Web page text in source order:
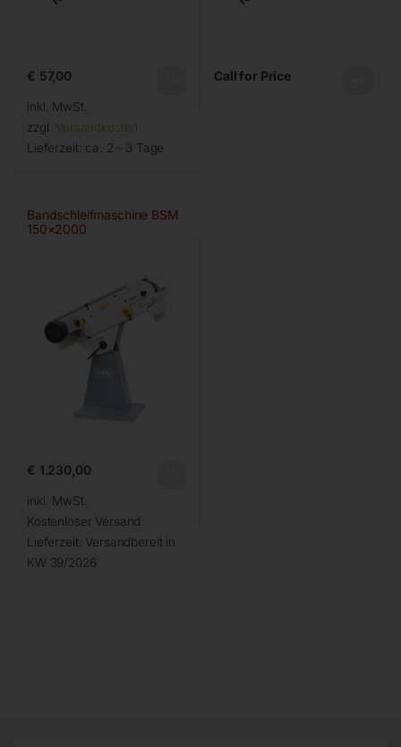
€ 57,00
inkl. MwSt.
zzgl. Versandkosten
Lieferzeit: ca. 2 - 3 Tage
Call for Price
Bandschleifmaschine BSM
150×2000
€ 1.230,00
inkl. MwSt.
Kostenloser Versand
Lieferzeit: Versandbereit in
KW 39/2026